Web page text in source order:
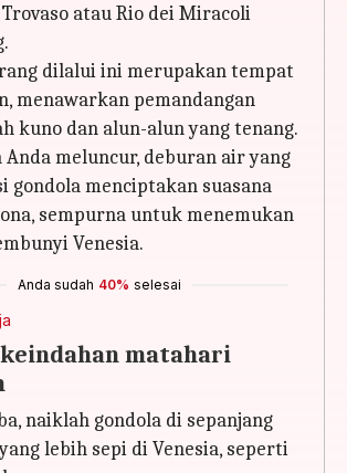
atau Rio dei Miracoli
dilalui ini merupakan tempat
menawarkan pemandangan
kuno dan alun-alun yang tenang.
Anda meluncur, deburan air yang
gondola menciptakan suasana
sempurna untuk menemukan
Venesia.
Anda sudah 40% selesai
matahari
naiklah gondola di sepanjang
lebih sepi di Venesia, seperti